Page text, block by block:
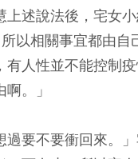
上述說法後，宅女
以相關事宜都由
有人性並不能控制
。」
過要不要衝回來。